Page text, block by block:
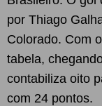
por Thiago
Colorado. Com
tabela,
contabiliza oito
com 24 pontos.